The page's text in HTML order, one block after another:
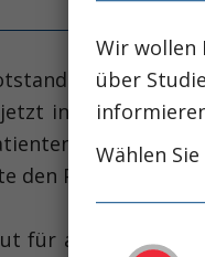
beschreibt
in ihrem
innerhalb
den Patienten
für angewandte
Wir wollen
über
Wählen